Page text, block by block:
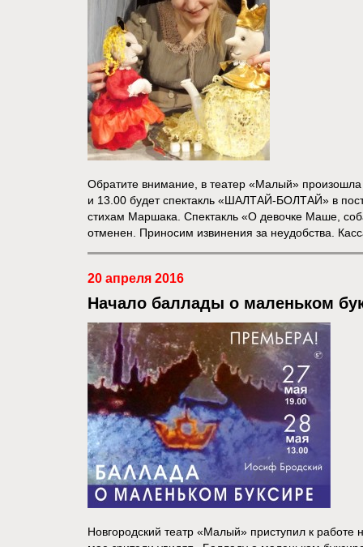
Обратите внимание, в театер «Малый»
и 13.00 будет спектакль «ШАЛТАЙ-БОЛТАЙ» в
стихам Маршака. Спектакль «О девочке Маше,
отменен. Приносим извинения за неудобства.
20 апреля 2016
Начало баллады о маленьком
Новгородский театр «Малый» приступил к